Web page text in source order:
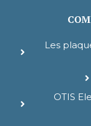
Les
OTIS